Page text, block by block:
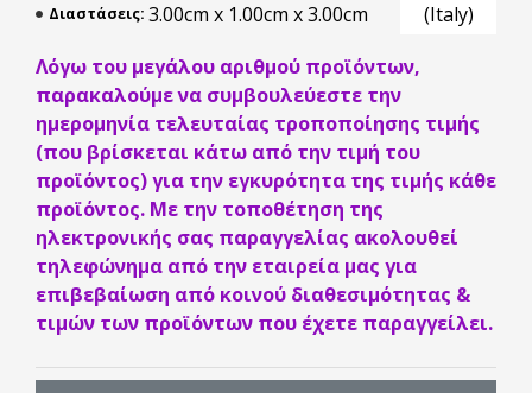
10.21.283 Ø 25 30 Pz
Διαστάσεις: 3.00cm x 1.00cm x 3.00cm
(Italy)
Λόγω του μεγάλου αριθμού προϊόντων,
παρακαλούμε να συμβουλεύεστε την
ημερομηνία τελευταίας τροποποίησης τιμής
(που βρίσκεται κάτω από την τιμή του
προϊόντος) για την εγκυρότητα της τιμής κάθε
προϊόντος. Με την τοποθέτηση της
ηλεκτρονικής σας παραγγελίας ακολουθεί
τηλεφώνημα από την εταιρεία μας για
επιβεβαίωση από κοινού διαθεσιμότητας &
τιμών των προϊόντων που έχετε παραγγείλει.